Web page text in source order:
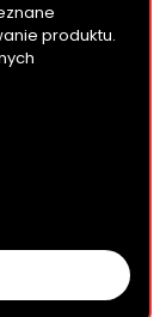
produktu.